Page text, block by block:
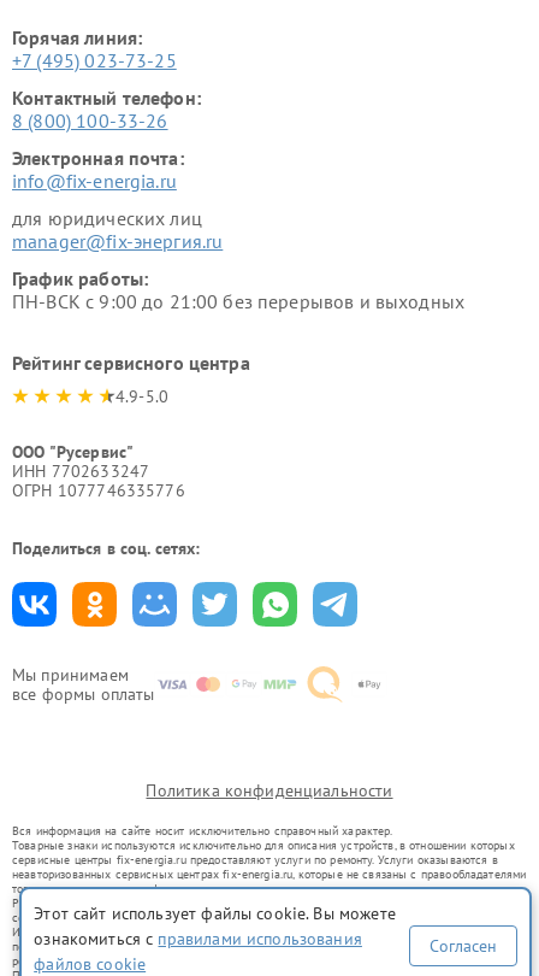
Мы принимаем
все формы оплаты
Горячая линия:
+7 (495) 023-73-25
Контактный телефон:
8 (800) 100-33-26
Электронная почта:
info@fix-energia.ru
для юридических лиц
manager@fix-энергия.ru
График работы:
ПН-ВСК с 9:00 до 21:00 без перерывов и выходных
Рейтинг сервисного центра
4.9-5.0
ООО "Русервис"
ИНН 7702633247
ОГРН 1077746335776
Поделиться в соц. сетях:
Политика конфиденциальности
Вся информация на сайте носит исключительно справочный характер.
Товарные знаки используются исключительно для описания устройств, в отношении которых
сервисные центры fix-energia.ru предоставляют услуги по ремонту. Услуги оказываются в
неавторизованных сервисных центрах fix-energia.ru, которые не связаны с правообладателями
товарных знаков или их официальными представителями.
Ремонт осуществляется для устройств, уже введенных в гражданский оборот в соответствии
со статьей 1487 ГК РФ.
Использование товарных знаков не преследует цели индивидуализации услуг или введения
потребителей в заблуждение, а служит для информирования о предоставляемых услугах по
ремонту техники указанных брендов.
Этот сайт использует файлы cookie. Вы можете
ознакомиться с правилами использования
файлов cookie
Согласен